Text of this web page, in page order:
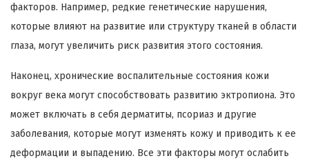
факторов. Например, редкие генетические нарушения,
которые влияют на развитие или структуру тканей в области
глаза, могут увеличить риск развития этого состояния.
Наконец, хронические воспалительные состояния кожи
вокруг века могут способствовать развитию эктропиона. Это
может включать в себя дерматиты, псориаз и другие
заболевания, которые могут изменять кожу и приводить к ее
деформации и выпадению. Все эти факторы могут ослабить